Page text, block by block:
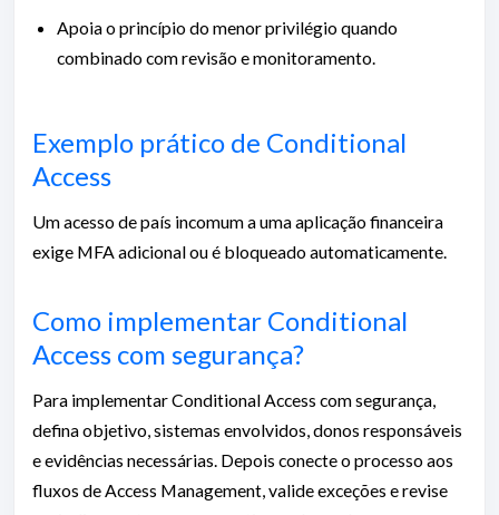
Apoia o princípio do menor privilégio quando
combinado com revisão e monitoramento.
Exemplo prático de Conditional
Access
Um acesso de país incomum a uma aplicação financeira
exige MFA adicional ou é bloqueado automaticamente.
Como implementar Conditional
Access com segurança?
Para implementar Conditional Access com segurança,
defina objetivo, sistemas envolvidos, donos responsáveis
e evidências necessárias. Depois conecte o processo aos
fluxos de Access Management, valide exceções e revise